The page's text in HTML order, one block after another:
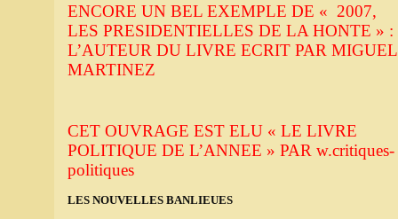
ENCORE UN BEL EXEMPLE DE « 2007,
LES PRESIDENTIELLES DE LA HONTE » :
L’AUTEUR DU LIVRE ECRIT PAR MIGUEL
MARTINEZ
CET OUVRAGE EST ELU « LE LIVRE
POLITIQUE DE L’ANNEE » PAR w.critiques-
politiques
LES NOUVELLES BANLIEUES